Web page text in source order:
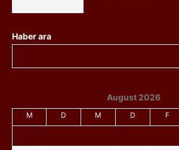
Haber ara
August 2026
M D M D F